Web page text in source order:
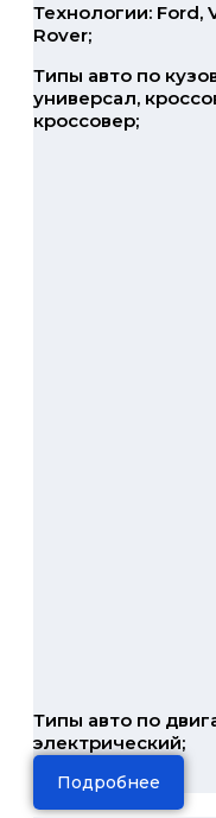
Технологии: Ford,
Rover;
Типы авто по
универсал,
кроссовер;
Типы авто по
электрический;
Подробнее